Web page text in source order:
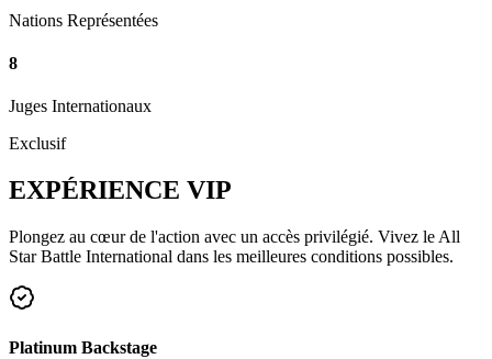
Nations Représentées
8
Juges Internationaux
Exclusif
EXPÉRIENCE VIP
Plongez au cœur de l'action avec un accès privilégié. Vivez le All
Star Battle International dans les meilleures conditions possibles.
Platinum Backstage